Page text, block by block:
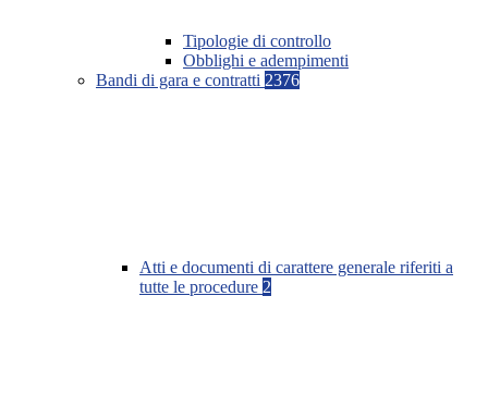
Tipologie di controllo
Obblighi e adempimenti
Bandi di gara e contratti 2376
Atti e documenti di carattere generale riferiti a
tutte le procedure 2